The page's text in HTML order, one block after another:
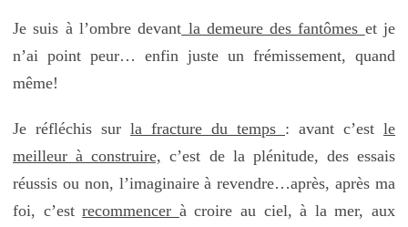
Je suis à l’ombre devant la demeure des fantômes et je
n’ai point peur… enfin juste un frémissement, quand
même!
Je réfléchis sur la fracture du temps : avant c’est le
meilleur à construire, c’est de la plénitude, des essais
réussis ou non, l’imaginaire à revendre…après, après ma
foi, c’estrecommencer à croire au ciel, à la mer, aux